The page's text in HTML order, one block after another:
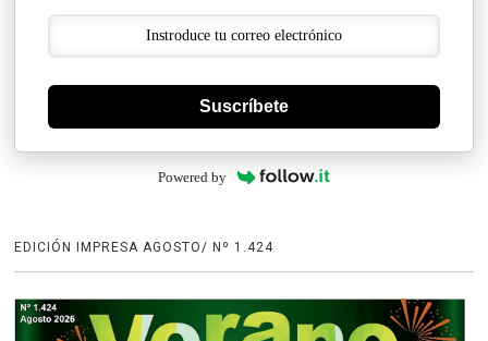
Suscríbete
Powered by
EDICIÓN IMPRESA AGOSTO/ Nº 1.424